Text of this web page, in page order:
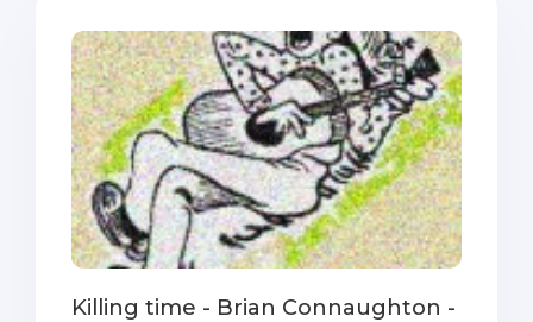
Killing time - Brian Connaughton -